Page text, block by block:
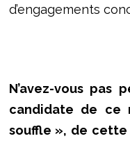
d’engagements
N’avez-vous pas
candidate de ce
souffle », de cette